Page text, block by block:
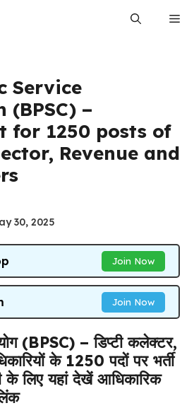
Service
(BPSC) –
for 1250 posts of
Revenue and
30, 2025
Join Now
Join Now
(BPSC) – डिप्टी कलेक्टर,
के 1250 पदों पर भर्ती
के लिए यहां देखें आधिकारिक